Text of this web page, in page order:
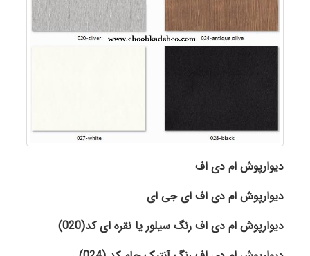
دیوارپوش ام دی اف
دیوارپوش ام دی اف ای جی ای
دیوارپوش ام دی اف رنگ سیلور یا نقره ای کد(020)